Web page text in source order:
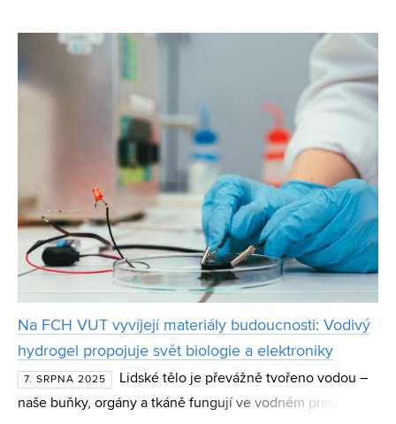
postdoc v National High Magnetic Field Laboratory
Na FCH VUT vyvíjejí materiály budoucnosti: Vodivý
hydrogel propojuje svět biologie a elektroniky
7. SRPNA 2025
Lidské tělo je převážně tvořeno vodou –
naše buňky, orgány a tkáně fungují ve vodném prostředí.